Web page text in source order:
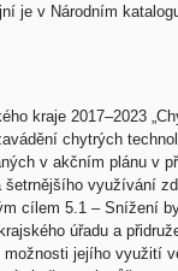
je v Národním
kraje 2017–2023
chytrých
v akčním plánu v
využívání
cílem 5.1 – Snížení
úřadu a
jejího využití